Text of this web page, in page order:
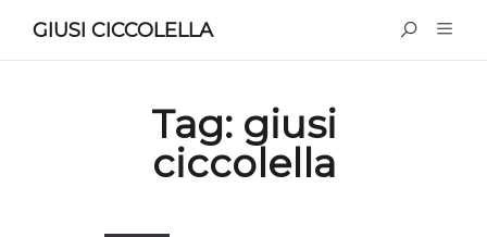
GIUSI CICCOLELLA
Tag: giusi
ciccolella